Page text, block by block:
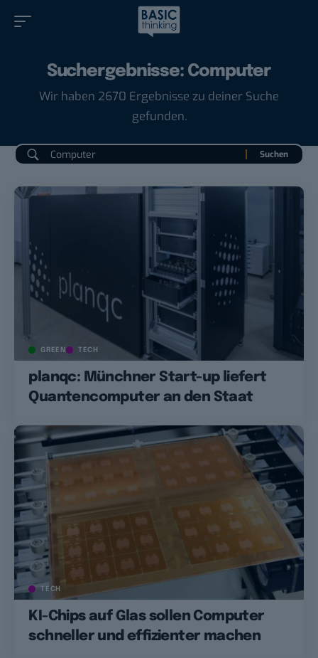
Suchergebnisse: Computer
Wir haben 2670 Ergebnisse zu deiner Suche
gefunden.
GREEN TECH
planqc: Münchner Start-up liefert
Quantencomputer an den Staat
TECH
KI-Chips auf Glas sollen Computer
schneller und effizienter machen